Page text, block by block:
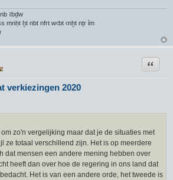
ꜣbḏw
mnḥt ḫt nbt nfrt wꜥbt ꜥnḫt nṯr ỉm
verkiezingen 2020
Citeer
zo'n vergelijking maar dat je de situaties met
ze totaal verschillend zijn. Het is op meerdere
dat mensen een andere mening hebben over
heeft dan over hoe de regering in ons land dat
Het is van een andere orde, het tweede is